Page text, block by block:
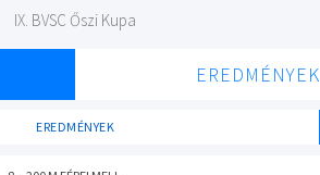
IX. BVSC Őszi Kupa
EREDMÉNYEK
EREDMÉNYEK